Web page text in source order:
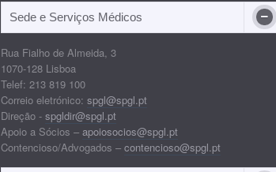
Sede e Serviços Médicos
Rua Fialho de Almeida, 3
1070-128 Lisboa
Telef: 213 819 100
Correio eletrónico: spgl@spgl.pt
Direção - spgldir@spgl.pt
Apoio a Sócios – apoiosocios@spgl.pt
Contencioso/Advogados – contencioso@spgl.pt